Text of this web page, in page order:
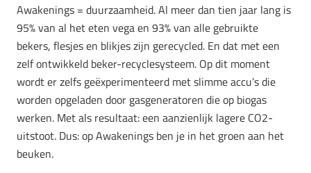
Awakenings = duurzaamheid. Al meer dan tien jaar lang is
95% van al het eten vega en 93% van alle gebruikte
bekers, flesjes en blikjes zijn gerecycled. En dat met een
zelf ontwikkeld beker-recyclesysteem. Op dit moment
wordt er zelfs geëxperimenteerd met slimme accu’s die
worden opgeladen door gasgeneratoren die op biogas
werken. Met als resultaat: een aanzienlijk lagere CO2-
uitstoot. Dus: op Awakenings ben je in het groen aan het
beuken.